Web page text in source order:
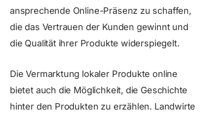
ansprechende Online-Präsenz zu schaffen,
die das Vertrauen der Kunden gewinnt und
die Qualität ihrer Produkte widerspiegelt.
Die Vermarktung lokaler Produkte online
bietet auch die Möglichkeit, die Geschichte
hinter den Produkten zu erzählen. Landwirte